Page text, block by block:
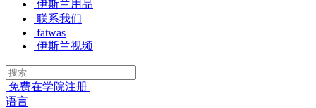
伊斯兰用品
联系我们
fatwas
伊斯兰视频
免费在学院注册
语言